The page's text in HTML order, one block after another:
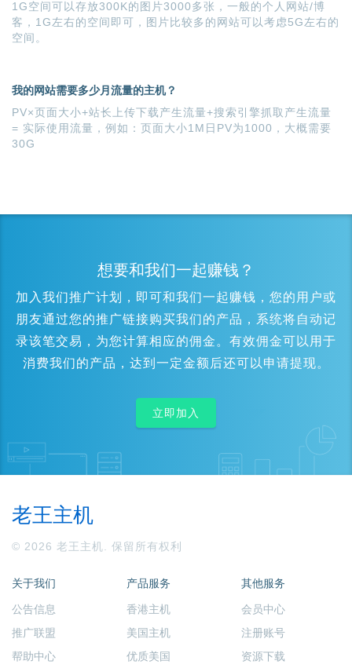
1G空间可以存放300K的图片3000多张，一般的个人网站/博
客，1G左右的空间即可，图片比较多的网站可以考虑5G左右的
空间。
我的网站需要多少月流量的主机？
PV×页面大小+站长上传下载产生流量+搜索引擎抓取产生流量
= 实际使用流量，例如：页面大小1M日PV为1000，大概需要
30G
想要和我们一起赚钱？
加入我们推广计划，即可和我们一起赚钱，您的用户或
朋友通过您的推广链接购买我们的产品，系统将自动记
录该笔交易，为您计算相应的佣金。有效佣金可以用于
消费我们的产品，达到一定金额后还可以申请提现。
立即加入
老王主机
© 2026 老王主机. 保留所有权利
关于我们
公告信息
推广联盟
帮助中心
产品服务
香港主机
美国主机
优质美国
其他服务
会员中心
注册账号
资源下载